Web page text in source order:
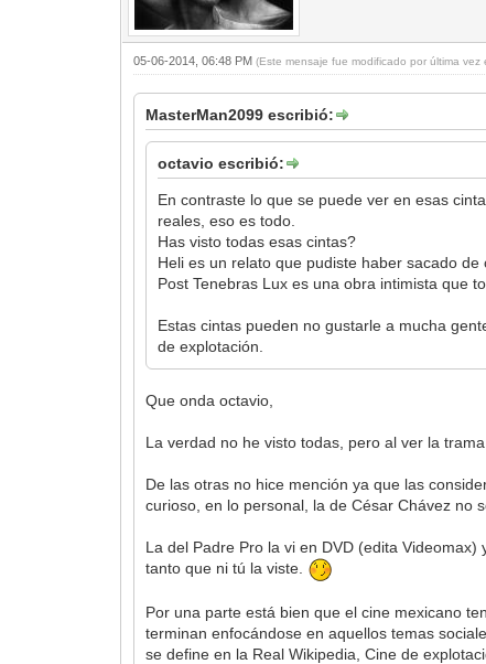
05-06-2014, 06:48 PM(Este mensaje fue modificado por última
MasterMan2099 escribió:
octavio escribió:
En contraste lo que se puede ver en esas
reales, eso es todo.
Has visto todas esas cintas?
Heli es un relato que pudiste haber sacado
Post Tenebras Lux es una obra intimista que
Estas cintas pueden no gustarle a mucha
de explotación.
Que onda octavio,
La verdad no he visto todas, pero al ver la
De las otras no hice mención ya que las
curioso, en lo personal, la de César Chávez no
La del Padre Pro la vi en DVD (edita
tanto que ni tú la viste.
Por una parte está bien que el cine mexicano
terminan enfocándose en aquellos temas
se define en la Real Wikipedia, Cine de